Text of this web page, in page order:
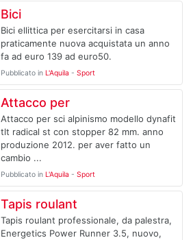
Bici
Bici ellittica per esercitarsi in casa
praticamente nuova acquistata un anno
fa ad euro 139 ad euro50.
Pubblicato in L'Aquila - Sport
Attacco per
Attacco per sci alpinismo modello dynafit
tlt radical st con stopper 82 mm. anno
produzione 2012. per aver fatto un
cambio ...
Pubblicato in L'Aquila - Sport
Tapis roulant
Tapis roulant professionale, da palestra,
Energetics Power Runner 3.5, nuovo,